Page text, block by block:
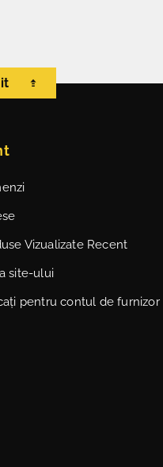
Vizualizate Recent
site-ului
pentru contul de furnizor